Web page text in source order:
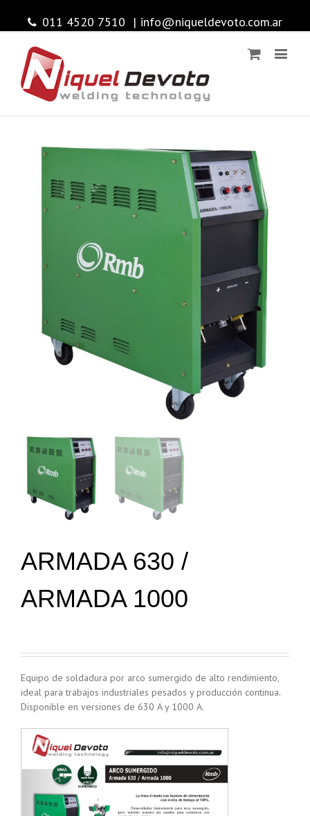
011 4520 7510 | info@niqueldevoto.com.ar
ARMADA 630 /
ARMADA 1000
Equipo de soldadura por arco sumergido de alto rendimiento,
ideal para trabajos industriales pesados y producción continua.
Disponible en versiones de 630 A y 1000 A.